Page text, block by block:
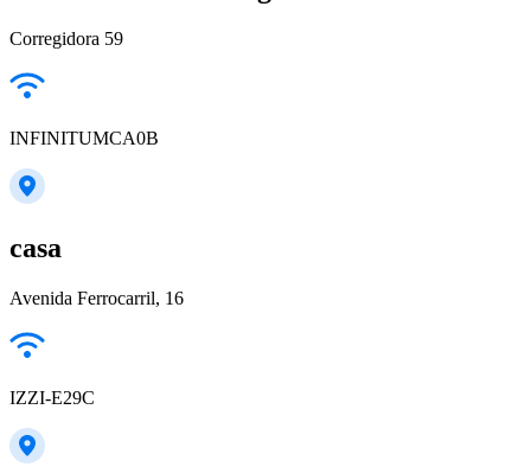
Corregidora 59
INFINITUMCA0B
casa
Avenida Ferrocarril, 16
IZZI-E29C